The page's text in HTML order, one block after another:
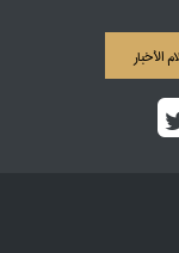
الأخبار